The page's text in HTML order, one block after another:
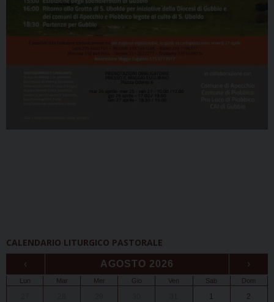
CALENDARIO LITURGICO PASTORALE
‹ AGOSTO 2026 ›
Lun Mar Mer Gio Ven Sab Dom
1 2